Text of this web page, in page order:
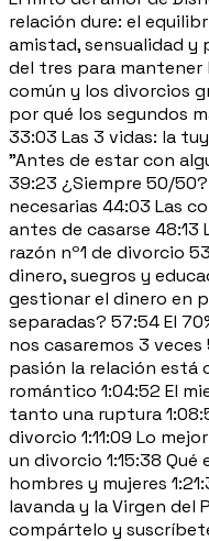
relación dure: el
amistad, sensualidad y
del tres para mantener
común y los divorcios
por qué los segundos
33:03 Las 3 vidas: la
"Antes de estar con
39:23 ¿Siempre 50/
necesarias 44:03 Las
antes de casarse
razón nº1 de divorcio
dinero, suegros y
gestionar el dinero en
separadas? 57:54 El
nos casaremos 3
pasión la relación está
romántico 1:04:52 El
tanto una ruptura
divorcio 1:11:09 Lo
un divorcio 1:15:38
hombres y mujeres
lavanda y la Virgen del
compártelo y